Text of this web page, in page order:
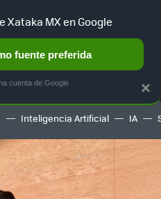
NUEVO
AUTO
Inteligencia Artificial IA
×
Xataka MX en Google
fuente preferida
cuenta de Google